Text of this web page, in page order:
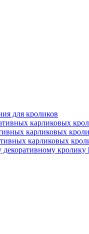
для кроликов
карликовых
карликовых
карликовых
декоративному